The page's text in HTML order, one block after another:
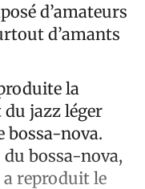
d’amateurs
d’amants
la
jazz léger
bossa-nova.
du bossa-nova,
a reproduit le